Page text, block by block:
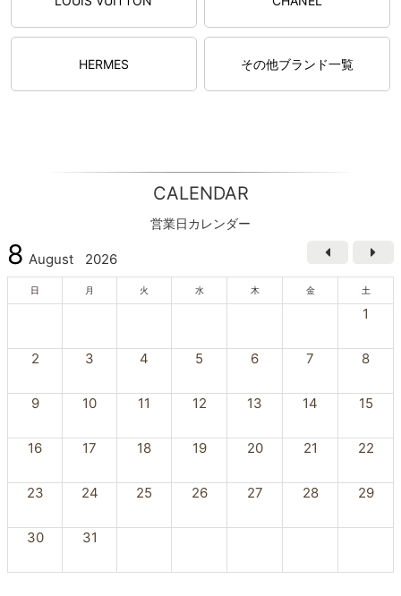
HERMES その他ブランド一覧
CALENDAR
営業日カレンダー
8 August 2026
日 月 火 水 木 金 土
1
2 3 4 5 6 7 8
9 10 11 12 13 14 15
16 17 18 19 20 21 22
23 24 25 26 27 28 29
30 31